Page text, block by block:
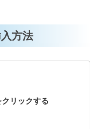
方法
リックする